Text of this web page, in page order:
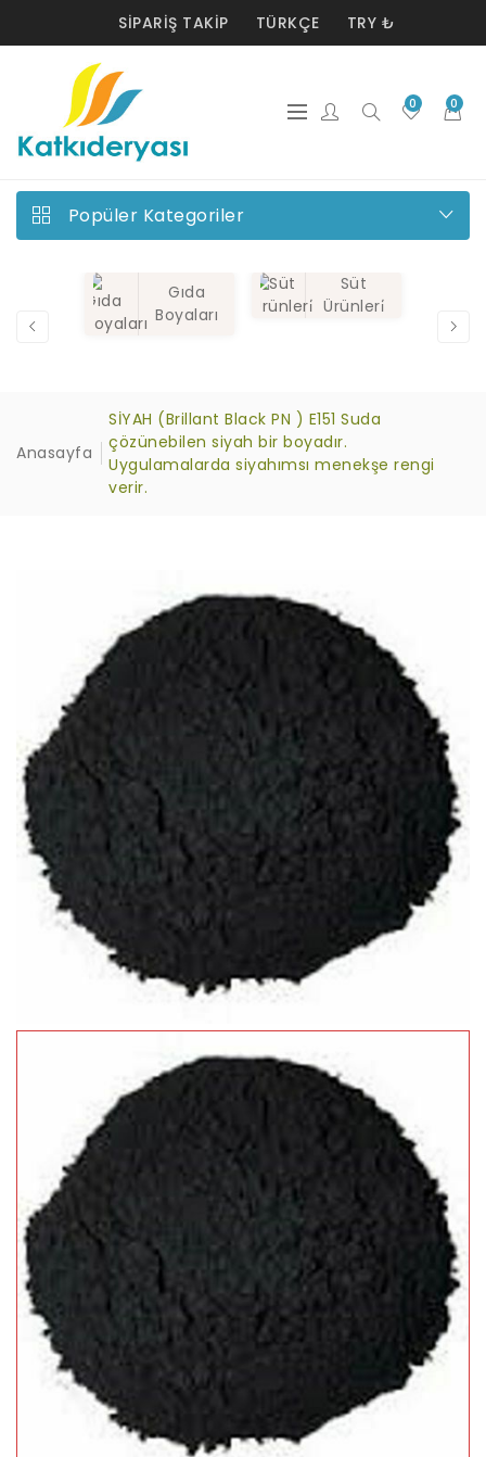
SIPARIŞ TAKIP TÜRKÇE TRY ₺
0 0
Popüler Kategoriler
Gıda
Boyaları
Süt
Ürünleri̇
Anasayfa
SİYAH (Brillant Black PN ) E151 Suda
çözünebilen siyah bir boyadır.
Uygulamalarda siyahımsı menekşe rengi
verir.